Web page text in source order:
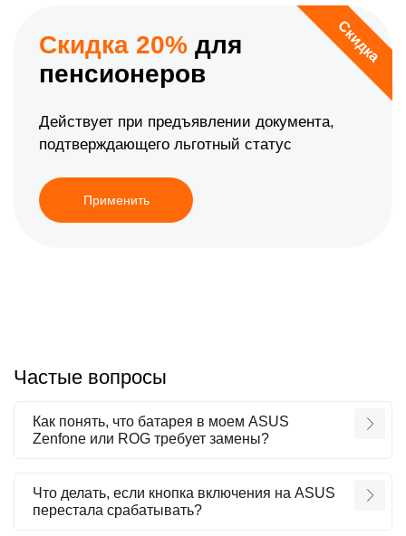
Скидка
Скидка 20% для
пенсионеров
Действует при предъявлении документа,
подтверждающего льготный статус
Применить
Частые вопросы
Как понять, что батарея в моем ASUS
Zenfone или ROG требует замены?
Что делать, если кнопка включения на ASUS
перестала срабатывать?